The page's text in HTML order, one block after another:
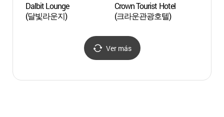
Dalbit Lounge
(달빛라운지)
Crown Tourist Hotel
(크라운관광호텔)
Ver más